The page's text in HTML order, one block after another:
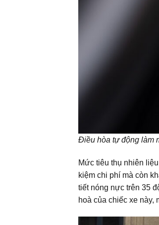
Điều hòa tự động làm
Mức tiêu thụ nhiên
kiệm chi phí mà còn
tiết nóng nực trên 35
hoà của chiếc xe này,